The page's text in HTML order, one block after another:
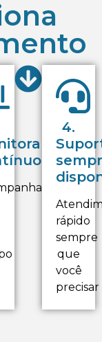
4.
rápido
sempre
que
você
precisar